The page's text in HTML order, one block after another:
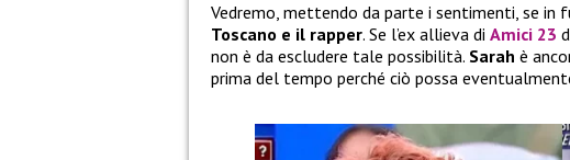
Vedremo, mettendo da parte i sentimenti, se in
Toscano e il rapper. Se l’ex allieva di Amici 23
non è da escludere tale possibilità. Sarah è
prima del tempo perché ciò possa